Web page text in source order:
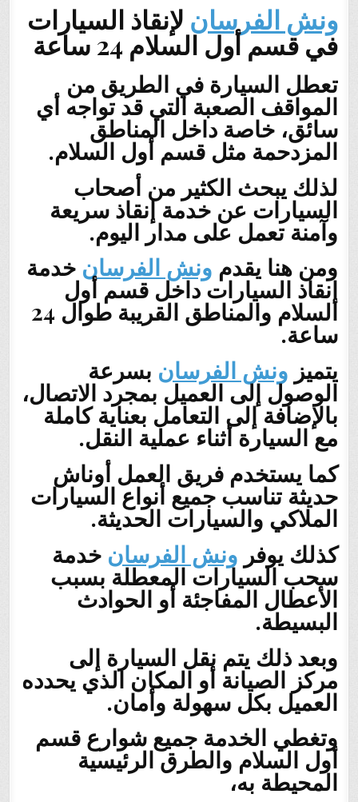
ونش الفرسان لإنقاذ السيارات
في قسم أول السلام 24 ساعة
تعطل السيارة في الطريق من
المواقف الصعبة التي قد تواجه أي
سائق، خاصة داخل المناطق
المزدحمة مثلقسم أول السلام.
لذلك يبحث الكثير من أصحاب
السيارات عن خدمة إنقاذ سريعة
وآمنة تعمل على مدار اليوم.
ومن هنا يقدم ونش الفرسان خدمة
إنقاذ السيارات داخل قسم أول
السلام والمناطق القريبة طوال 24
ساعة.
يتميز ونش الفرسان بسرعة
الوصول إلى العميل بمجرد الاتصال،
بالإضافة إلى التعامل بعناية كاملة
مع السيارة أثناء عملية النقل.
كما يستخدم فريق العمل أوناش
حديثة تناسب جميع أنواع السيارات
الملاكي والسيارات الحديثة.
كذلك يوفر ونش الفرسان خدمة
سحب السيارات المعطلة بسبب
الأعطال المفاجئة أو الحوادث
البسيطة.
وبعد ذلك يتم نقل السيارة إلى
مركز الصيانة أو المكان الذي يحدده
العميل بكل سهولة وأمان.
وتغطي الخدمة جميع شوارع قسم
أول السلام والطرق الرئيسية
المحيطة به،